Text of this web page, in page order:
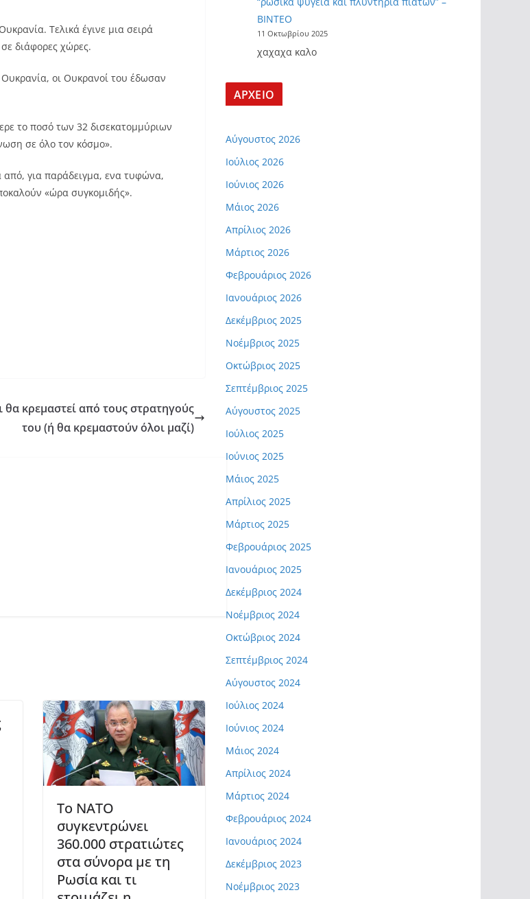
Τελικά έγινε μια σειρά
διάφορες χώρες.
οι Ουκρανοί του έδωσαν
το ποσό των 32 δισεκατομμύριων
σε όλο τον κόσμο».
για παράδειγμα, ενα τυφώνα,
«ώρα συγκομιδής».
θα κρεμαστεί από τους στρατηγούς
του (ή θα κρεμαστούν όλοι μαζί)
Το ΝΑΤΟ
συγκεντρώνει
360.000 στρατιώτες
στα σύνορα με τη
Ρωσία και τι
ΒΙΝΤΕΟ
11 Οκτωβρίου 2025
χαχαχα καλο
ΑΡΧΕΙΟ
Αύγουστος 2026
Ιούλιος 2026
Ιούνιος 2026
Μάιος 2026
Απρίλιος 2026
Μάρτιος 2026
Φεβρουάριος 2026
Ιανουάριος 2026
Δεκέμβριος 2025
Νοέμβριος 2025
Οκτώβριος 2025
Σεπτέμβριος 2025
Αύγουστος 2025
Ιούλιος 2025
Ιούνιος 2025
Μάιος 2025
Απρίλιος 2025
Μάρτιος 2025
Φεβρουάριος 2025
Ιανουάριος 2025
Δεκέμβριος 2024
Νοέμβριος 2024
Οκτώβριος 2024
Σεπτέμβριος 2024
Αύγουστος 2024
Ιούλιος 2024
Ιούνιος 2024
Μάιος 2024
Απρίλιος 2024
Μάρτιος 2024
Φεβρουάριος 2024
Ιανουάριος 2024
Δεκέμβριος 2023
Νοέμβριος 2023